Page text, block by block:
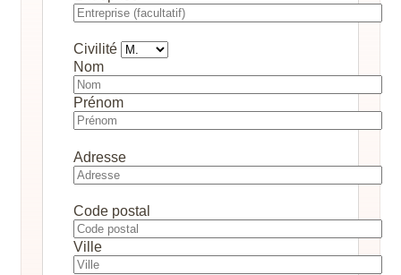
Civilité
Nom
Prénom
Adresse
Code postal
Ville